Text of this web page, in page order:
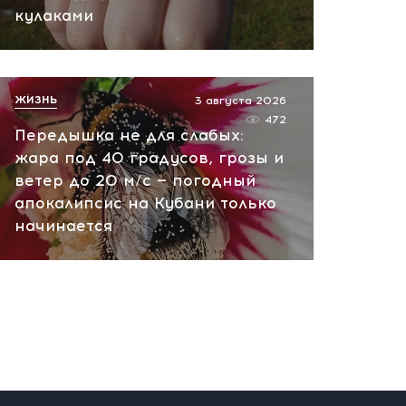
НАТО планирует и
России! Сенсационное
заявление хакеров
сегодня, 10:07
кулаками
Передышка не для слабых:
жара под 40 градусов, грозы и
ветер до 20 м/с — погодный
апокалипсис на Кубани только
начинается
3 августа 2026
472
ЖИЗНЬ